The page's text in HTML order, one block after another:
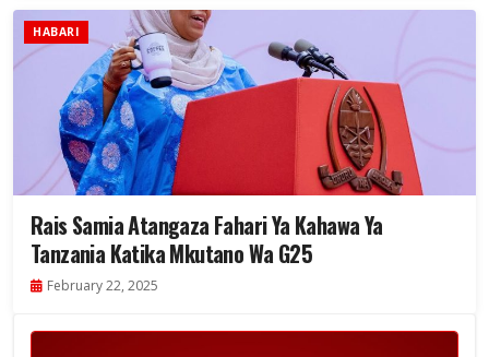
HABARI
Rais Samia Atangaza Fahari Ya Kahawa Ya
Tanzania Katika Mkutano Wa G25
February 22, 2025